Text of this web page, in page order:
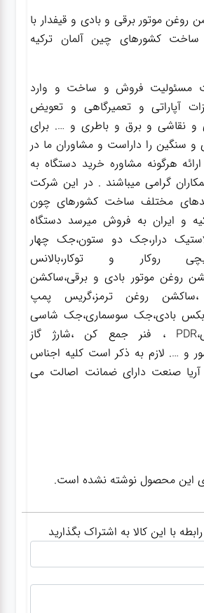
روغن موتور برقی و بادی و قیفدار با
کشورهای چین آلمان ترکیه
مسئولیت فروش و ساخت و وارد
آپاراتی و تعمیرگاهی و تعویض
و نقاشی و برق و باطری و …. برای
سنگین را داراست و مشاوران ما در
هرگونه مشاوره خرید دستگاه به
گرامی میباشند . در این شرکت
مختلف ساخت کشورهای چون
و ایران به فروش میرسد دستگاه
درار،جک دو ستون،جک چهار
روکار و توکار،بالانس
روغن موتور بادی و برقی،ساکشن
روغن ترمز،گریس پمپ
بادی،جک سوسماری،جک شاسی
کن،جک صافکاری،PDR ، فنر جمع کن ،شارژ گاز
و …. لازم به ذکر است کلیه اجناس
صنعت دارای ضمانت اصالت می
این محصول نوشته نشده است.
با این کالا به اشتراک بگذارید